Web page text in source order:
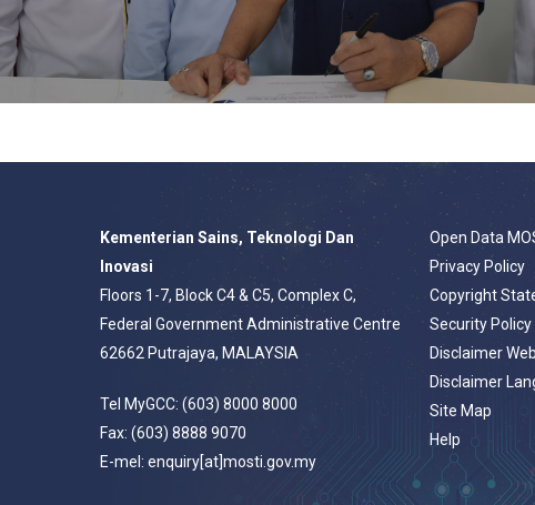
Kementerian Sains, Teknologi Dan
Inovasi
Floors 1-7, Block C4 & C5, Complex C,
Federal Government Administrative Centre
62662 Putrajaya, MALAYSIA
Tel MyGCC: (603) 8000 8000
Fax: (603) 8888 9070
E-mel: enquiry[at]mosti.gov.my
Open Data
Privacy Policy
Copyright
Security Policy
Disclaimer
Disclaimer
Site Map
Help